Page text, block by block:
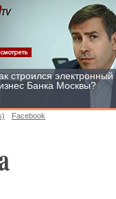
строился электронный
Банка Москвы?
Facebook